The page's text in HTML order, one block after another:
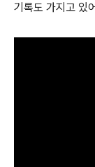
기록도 가지고 있